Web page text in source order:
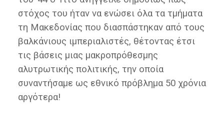
στόχος του ήταν να ενώσει όλα τα τμήματα
τη Μακεδονίας που διασπάστηκαν από τους
βαλκάνιους ιμπεριαλιστές, θέτοντας έτσι
τις βάσεις μιας μακροπρόθεσμης
αλυτρωτικής πολιτικής, την οποία
συναντήσαμε ως εθνικό πρόβλημα 50 χρόνια
αργότερα!